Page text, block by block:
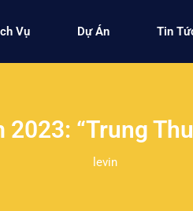
Vụ Dự Án Tin
“Trung
levin